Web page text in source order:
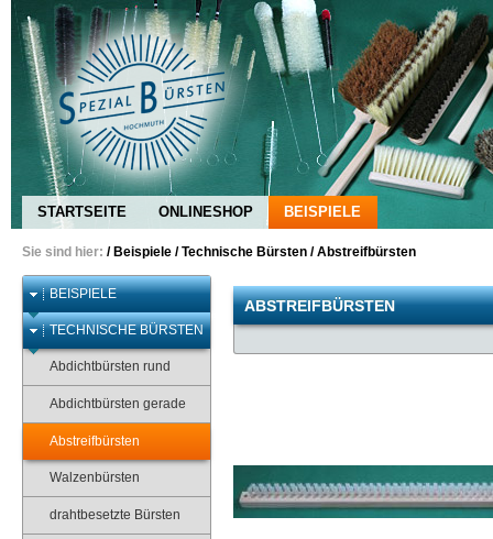
STARTSEITE ONLINESHOP BEISPIELE
Sie sind hier: / Beispiele /Technische Bürsten /Abstreifbürsten
BEISPIELE
TECHNISCHE BÜRSTEN
Abdichtbürsten rund
Abdichtbürsten gerade
Abstreifbürsten
Walzenbürsten
drahtbesetzte Bürsten
ABSTREIFBÜRSTEN